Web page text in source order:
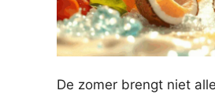
De zomer brengt niet